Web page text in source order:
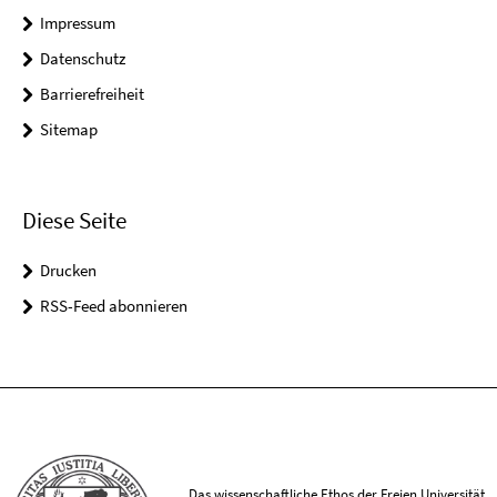
Impressum
Datenschutz
Barrierefreiheit
Sitemap
Diese Seite
Drucken
RSS-Feed abonnieren